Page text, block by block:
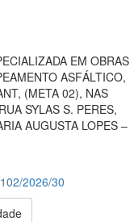
EM OBRAS
ASFÁLTICO,
(META 02), NAS
SYLAS S. PERES,
AUGUSTA LOPES –
2026/30